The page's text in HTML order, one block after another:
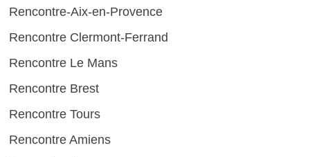
Rencontre-Aix-en-Provence
Rencontre Clermont-Ferrand
Rencontre Le Mans
Rencontre Brest
Rencontre Tours
Rencontre Amiens